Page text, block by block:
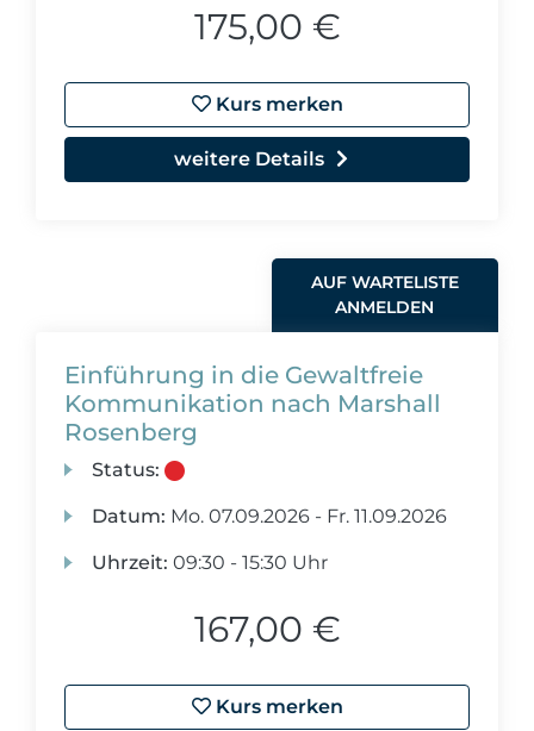
175,00 €
Kurs merken
weitere Details
AUF WARTELISTE
ANMELDEN
Einführung in die Gewaltfreie
Kommunikation nach Marshall
Rosenberg
Status:
Datum: Mo. 07.09.2026 - Fr. 11.09.2026
Uhrzeit: 09:30 - 15:30 Uhr
167,00 €
Kurs merken